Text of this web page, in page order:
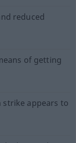
reduced
of getting
strike appears to